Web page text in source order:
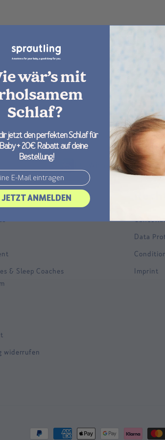
EU Withdrawal Button
& Sleep Coaches
widerrufen
Data
Imprint
Payment
wär’s mit
Schlaf?
jetzt den perfekten Schlaf für
+ 20€ Rabatt auf deine
Bestellung!
JETZT ANMELDEN